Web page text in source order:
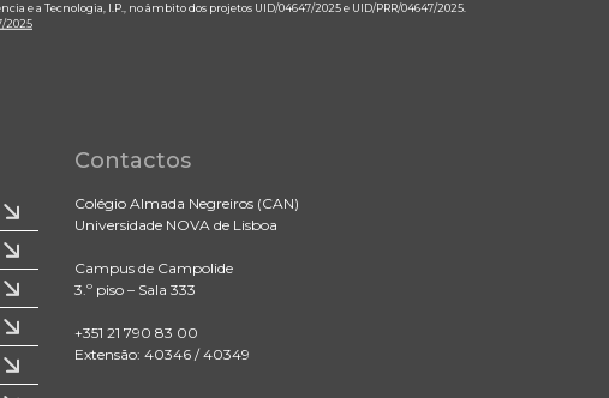
e a Tecnologia, I.P., no âmbito dos projetos UID/04647/2025 e UID/PRR/04647/2025.
2025
Contactos
Colégio Almada Negreiros (CAN)
Universidade NOVA de Lisboa
Campus de Campolide
3.º piso – Sala 333
+351 21 790 83 00
Extensão: 40346 / 40349